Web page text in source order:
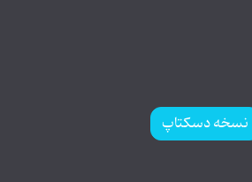
نسخه دسکتاپ